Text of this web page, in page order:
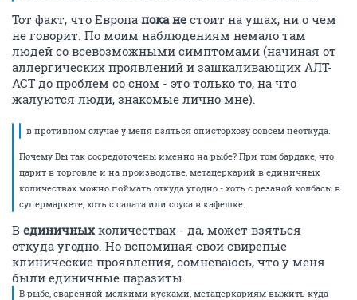
Тот факт, что Европа пока не стоит на ушах, ни о чем
не говорит. По моим наблюдениям немало там
людей со всевозможными симптомами (начиная от
аллергических проявлений и зашкаливающих АЛТ-
АСТ до проблем со сном - это только то, на что
жалуются люди, знакомые лично мне).
в противном случае у меня взяться описторхозу совсем неоткуда.
Почему Вы так сосредоточены именно на рыбе? При том бардаке, что
царит в торговле и на производстве, метацеркарий в единичных
количествах можно поймать откуда угодно - хоть с резаной колбасы в
супермаркете, хоть с салата или соуса в кафешке.
В единичных количествах - да, может взяться
откуда угодно. Но вспоминая свои свирепые
клинические проявления, сомневаюсь, что у меня
были единичные паразиты.
В рыбе, сваренной мелкими кусками, метацеркариям выжить куда